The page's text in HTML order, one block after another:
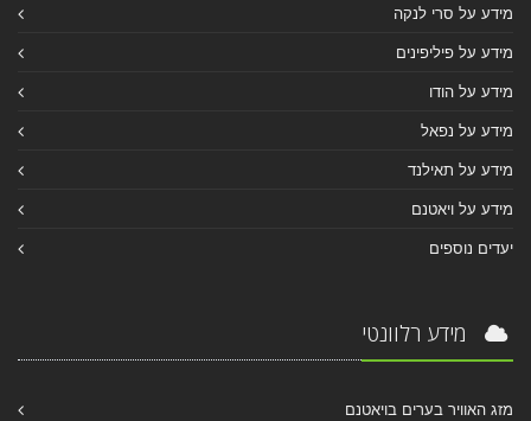
מידע על סרי לנקה
מידע על פיליפינים
מידע על הודו
מידע על נפאל
מידע על תאילנד
מידע על ויאטנם
יעדים נוספים
מידע רלוונטי
מזג האוויר בערים בויאטנם